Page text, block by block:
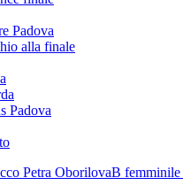
Padova
alla finale
Padova
Petra OborilovaB femminile